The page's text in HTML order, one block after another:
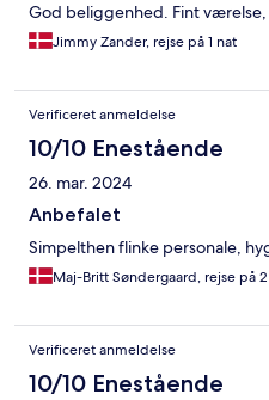
God beliggenhed. Fint
Jimmy Zander, rejse på 1 nat
Verificeret anmeldelse
10/10 Enestående
26. mar. 2024
Anbefalet
Simpelthen flinke personale,
Maj-Britt Søndergaard, rejse på
Verificeret anmeldelse
10/10 Enestående